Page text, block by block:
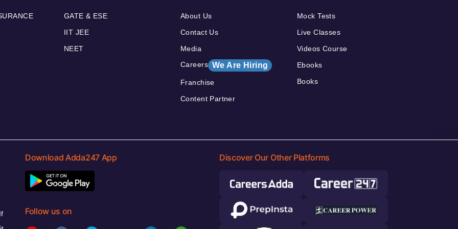
GATE & ESE
IIT JEE
NEET
About Us
Contact Us
Media
Careers We Are Hiring
Franchise
Content Partner
Mock Tests
Live Classes
Videos Course
Ebooks
Books
Download Adda247 App
Follow us on
Discover Our Other Platforms